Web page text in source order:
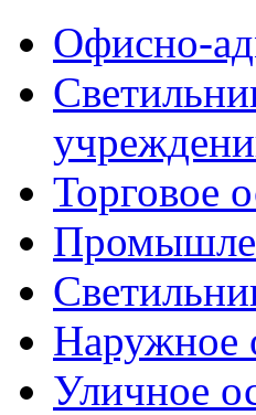
Офисно-
Торговое
Наружное
Уличное